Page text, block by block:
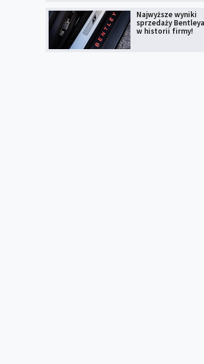
Najwyższe wyniki
sprzedaży Bentleya
w historii firmy!